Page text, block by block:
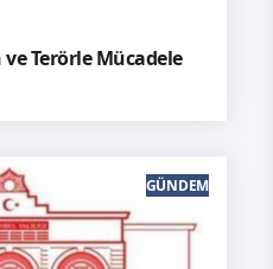
Terörle Mücadele
GÜNDEM